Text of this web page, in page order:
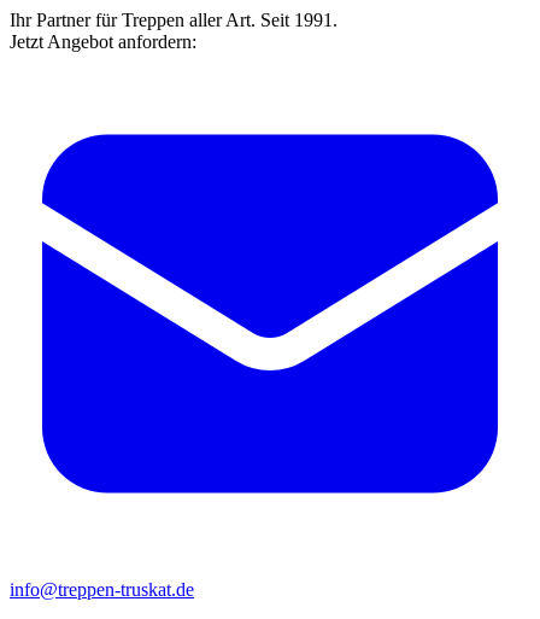
Ihr Partner für Treppen aller Art. Seit 1991.
Jetzt Angebot anfordern:
info@treppen-truskat.de